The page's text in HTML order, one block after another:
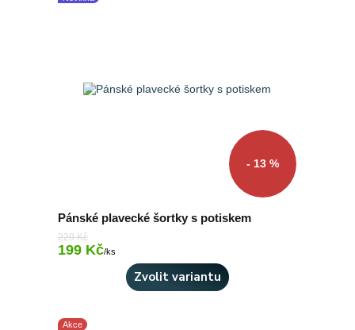
- 13 %
Pánské plavecké šortky s potiskem
229 Kč
199 Kč/ks
Zvolit variantu
Akce